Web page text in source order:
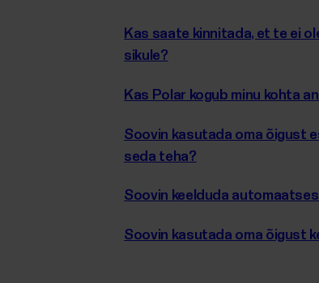
Kas saate kinnitada, et te ei
sikule?
Kas Polar kogub minu kohta
Soovin kasutada oma õigust
seda teha?
Soovin keelduda
Soovin kasutada oma õigust